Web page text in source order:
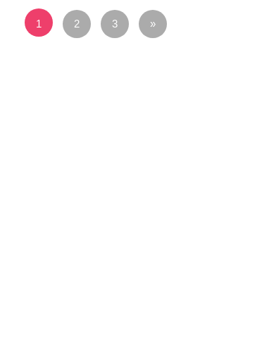
投
稿
1 2 3
次
の
»